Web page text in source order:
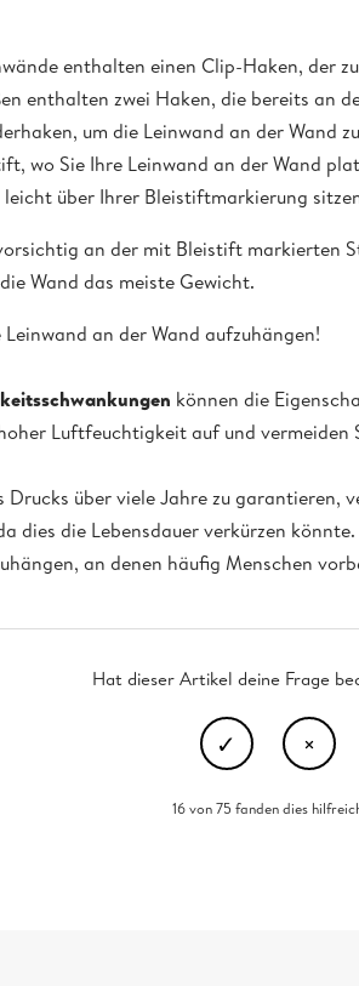
enthalten einen Clip-Haken, der
enthalten zwei Haken, die bereits an
um die Leinwand an der Wand
wo Sie Ihre Leinwand an der Wand
über Ihrer Bleistiftmarkierung
an der mit Bleistift markierten
Wand das meiste Gewicht.
an der Wand aufzuhängen!
können die
Luftfeuchtigkeit auf und vermeiden
Drucks über viele Jahre zu garantieren,
dies die Lebensdauer verkürzen
an denen häufig Menschen
Hat dieser Artikel deine Frage
16 von 75 fanden dies